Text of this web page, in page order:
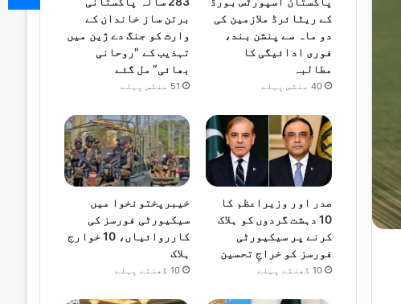
کے ریٹائرڈ ملازمین کی
دو ماہ سے پنشن بند،
فوری ادائیگی کا
مطالبہ
40 منٹس پہلے
برتن ساز خاندان کے
وارث کو جنگ دے ژین میں
تہذیب کے "روحانی
بھائی” مل گئے
51 منٹس پہلے
صدر اور وزیراعظم کا
10 دہشت گردوں کو ہلاک
کرنے پر سیکیورٹی
فورسز کو خراجِ تحسین
10 گھنٹے پہلے
خیبرپختونخوا میں
سیکیورٹی فورسز کی
کارروائیاں، 10 خوارج
ہلاک
10 گھنٹے پہلے